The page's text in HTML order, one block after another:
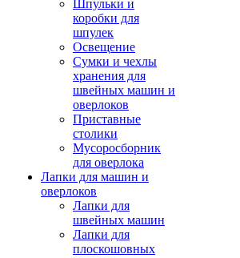
Шпульки и
коробки для
шпулек
Освещение
Сумки и чехлы
хранения для
швейных машин и
оверлоков
Приставные
столики
Мусоросборник
для оверлока
Лапки для машин и
оверлоков
Лапки для
швейных машин
Лапки для
плоскошовных